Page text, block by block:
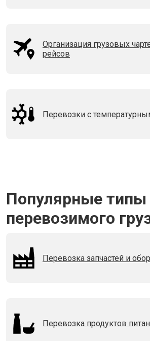
Организация грузовых
рейсов
Перевозки с
Популярные типы
перевозимого
Перевозка запчастей и
Перевозка продуктов